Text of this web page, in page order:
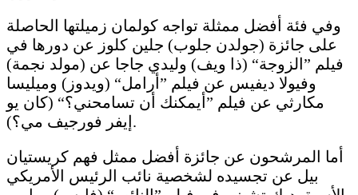
وفي فئة أفضل ممثلة تواجه كولمان زميلتها الحاصلة
على جائزة (جولدن جلوب) جلين كلوز عن دورها في
فيلم ”الزوجة“ (ذا ويف) وليدي جاجا عن (مولد نجمة)
وفيولا ديفيس عن فيلم ”أرامل“ (ويدوز) وميليسا
مكارثي عن فيلم ”أيمكنك أن تسامحني؟“ (كان يو
إيفر فورجيف مي؟).
أما المرشحون عن جائزة أفضل ممثل فهم كريستيان
بيل عن تجسيده لشخصية نائب الرئيس الأمريكي